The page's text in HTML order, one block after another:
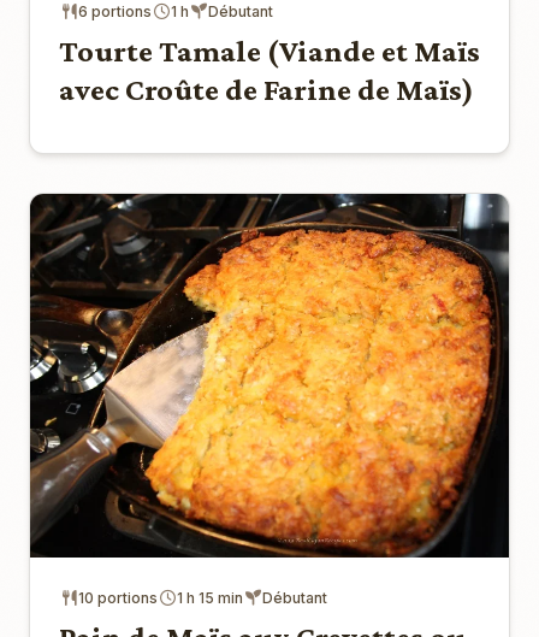
6 portions 1 h Débutant
Tourte Tamale (Viande et Maïs
avec Croûte de Farine de Maïs)
10 portions 1 h 15 min Débutant